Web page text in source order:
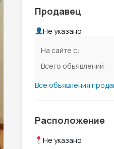
Продавец
Не указано
На сайте с:
Всего объявлений:
Все объявления
Расположение
Не указано